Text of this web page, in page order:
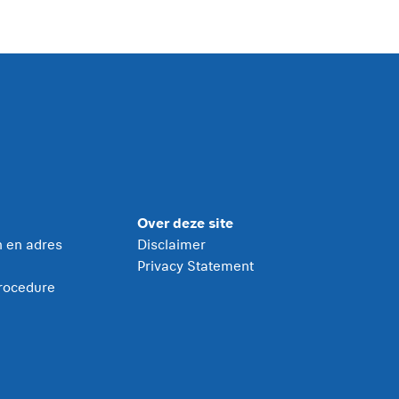
en adres
Over deze site
Disclaimer
Privacy Statement